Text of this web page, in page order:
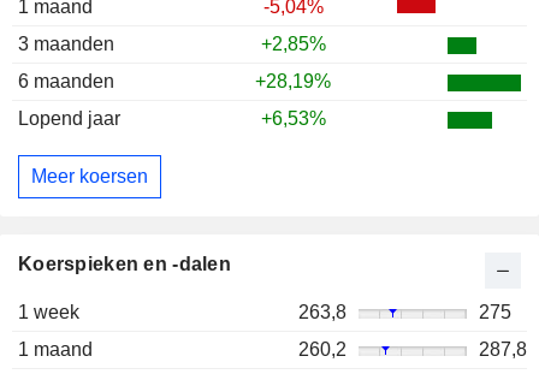
1 maand
-5,04%
3 maanden
+2,85%
6 maanden
+28,19%
Lopend jaar
+6,53%
Meer koersen
Koerspieken en -dalen
1 week 263,8
275
1 maand
260,2
287,8